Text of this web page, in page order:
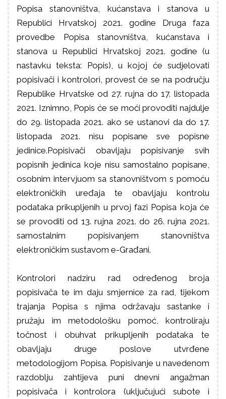
Popisa stanovništva, kućanstava i stanova u
Republici Hrvatskoj 2021. godine Druga faza
provedbe Popisa stanovništva, kućanstava i
stanova u Republici Hrvatskoj 2021. godine (u
nastavku teksta: Popis), u kojoj će sudjelovati
popisivači i kontrolori, provest će se na području
Republike Hrvatske od 27. rujna do 17. listopada
2021. Iznimno, Popis će se moći provoditi najdulje
do 29. listopada 2021. ako se ustanovi da do 17.
listopada 2021. nisu popisane sve popisne
jedinice.Popisivači obavljaju popisivanje svih
popisnih jedinica koje nisu samostalno popisane,
osobnim intervjuom sa stanovništvom s pomoću
elektroničkih uređaja te obavljaju kontrolu
podataka prikupljenih u prvoj fazi Popisa koja će
se provoditi od 13. rujna 2021. do 26. rujna 2021.
samostalnim popisivanjem stanovništva
elektroničkim sustavom e-Građani.
Kontrolori nadziru rad određenog broja
popisivača te im daju smjernice za rad, tijekom
trajanja Popisa s njima održavaju sastanke i
pružaju im metodološku pomoć, kontroliraju
točnost i obuhvat prikupljenih podataka te
obavljaju druge poslove utvrđene
metodologijom Popisa. Popisivanje u navedenom
razdoblju zahtijeva puni dnevni angažman
popisivača i kontrolora (uključujući subote i